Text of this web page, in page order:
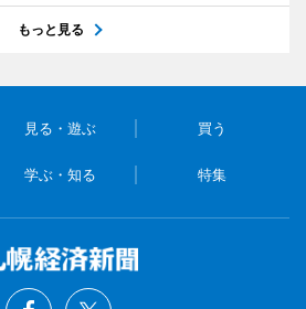
もっと見る
見る・遊ぶ 買う
学ぶ・知る 特集